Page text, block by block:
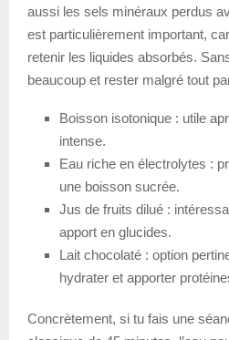
aussi les sels minéraux perdus
est particulièrement important,
retenir les liquides absorbés.
beaucoup et rester malgré tout
Boisson isotonique : utile
intense.
Eau riche en électrolytes :
une boisson sucrée.
Jus de fruits dilué :
apport en glucides.
Lait chocolaté : option
hydrater et apporter
Concrètement, si tu fais une